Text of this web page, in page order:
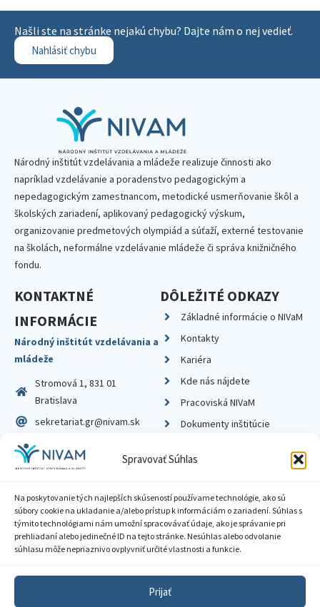
Spravovať Súhlas
Na poskytovanie tých najlepších skúseností používame technológie, ako sú
súbory cookie na ukladanie a/alebo prístup k informáciám o zariadení. Súhlas s
týmito technológiami nám umožní spracovávať údaje, ako je správanie pri
prehliadaní alebo jedinečné ID na tejto stránke. Nesúhlas alebo odvolanie
súhlasu môže nepriaznivo ovplyvniť určité vlastnosti a funkcie.
Prijať
Našli ste na stránke nejakú chybu? Dajte nám o nej vedieť.
Nahlásiť chybu
Národný inštitút vzdelávania a mládeže realizuje činnosti ako
napríklad vzdelávanie a poradenstvo pedagogickým a
nepedagogickým zamestnancom, metodické usmerňovanie škôl a
školských zariadení, aplikovaný pedagogický výskum,
organizovanie predmetových olympiád a súťaží, externé testovanie
na školách, neformálne vzdelávanie mládeže či správa knižničného
fondu.
KONTAKTNÉ
INFORMÁCIE
Národný inštitút vzdelávania a
mládeže
Stromová 1, 831 01
Bratislava
sekretariat.gr@nivam.sk
IČO: 00164348
DIČ: 2020798714
DÔLEŽITÉ ODKAZY
Základné informácie o NIVaM
Kontakty
Kariéra
Kde nás nájdete
Pracoviská NIVaM
Dokumenty inštitúcie
Zásady ochrany súkromia
Sprístupnenie informácií